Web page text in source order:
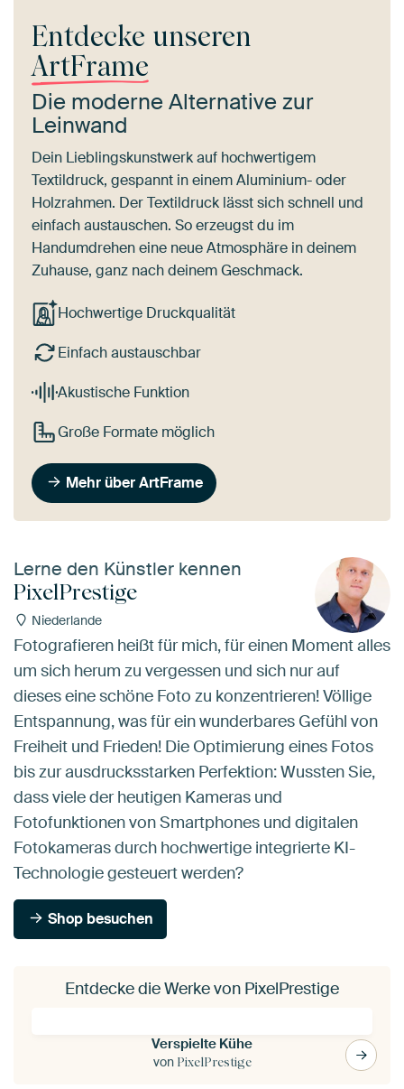
Entdecke unseren
ArtFrame
Die moderne Alternative zur
Leinwand
Dein Lieblingskunstwerk auf hochwertigem
Textildruck, gespannt in einem Aluminium- oder
Holzrahmen. Der Textildruck lässt sich schnell und
einfach austauschen. So erzeugst du im
Handumdrehen eine neue Atmosphäre in deinem
Zuhause, ganz nach deinem Geschmack.
Hochwertige Druckqualität
Einfach austauschbar
Akustische Funktion
Große Formate möglich
Mehr über ArtFrame
Lerne den Künstler kennen
PixelPrestige
Niederlande
Fotografieren heißt für mich, für einen Moment alles
um sich herum zu vergessen und sich nur auf
dieses eine schöne Foto zu konzentrieren! Völlige
Entspannung, was für ein wunderbares Gefühl von
Freiheit und Frieden! Die Optimierung eines Fotos
bis zur ausdrucksstarken Perfektion: Wussten Sie,
dass viele der heutigen Kameras und
Fotofunktionen von Smartphones und digitalen
Fotokameras durch hochwertige integrierte KI-
Technologie gesteuert werden?
Shop besuchen
Entdecke die Werke von PixelPrestige
Verspielte Kühe
von PixelPrestige